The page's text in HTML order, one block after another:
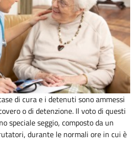
di cura e i detenuti sono ammessi
o di detenzione. Il voto di questi
speciale seggio, composto da un
durante le normali ore in cui è